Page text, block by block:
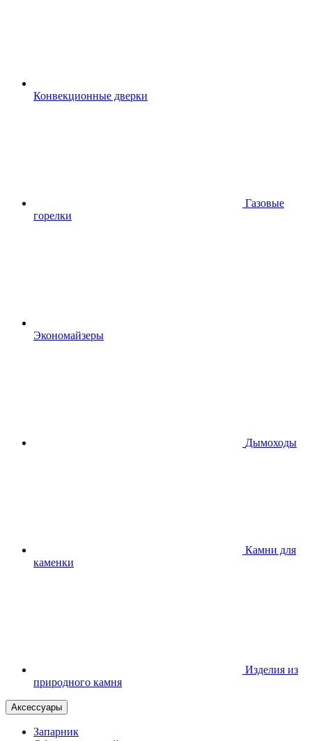
Конвекционные дверки
Газовые
горелки
Экономайзеры
Дымоходы
Камни для
каменки
Изделия из
природного камня
Аксессуары
Запарник